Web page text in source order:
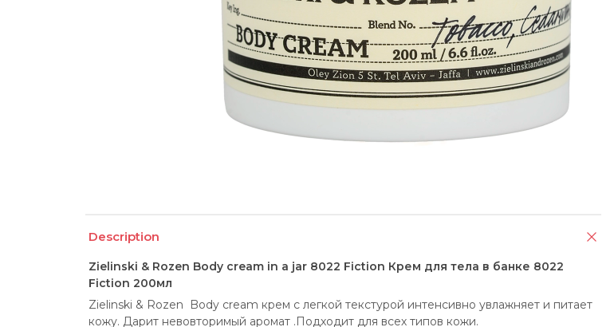
Description
Zielinski & Rozen Body cream in a jar 8022 Fiction Крем для тела в банке 8022
Fiction 200мл
Zielinski & Rozen  Body cream крем с легкой текстурой интенсивно увлажняет и питает
кожу. Дарит невовторимый аромат .Подходит для всех типов кожи.